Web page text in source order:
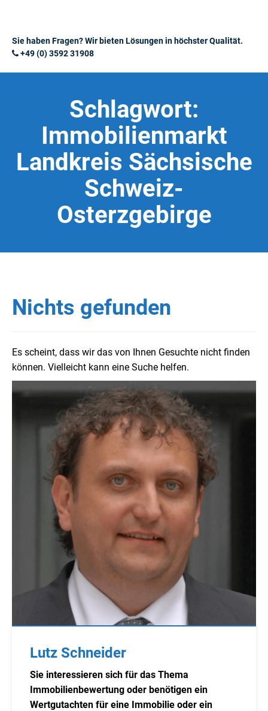
Sie haben Fragen? Wir bieten Lösungen in höchster Qualität.
+49 (0) 3592 31908
Schlagwort:
Immobilienmarkt
Landkreis Sächsische
Schweiz-
Osterzgebirge
Nichts gefunden
Es scheint, dass wir das von Ihnen Gesuchte nicht finden
können. Vielleicht kann eine Suche helfen.
Lutz Schneider
Sie interessieren sich für das Thema
Immobilienbewertung oder benötigen ein
Wertgutachten für eine Immobilie oder ein